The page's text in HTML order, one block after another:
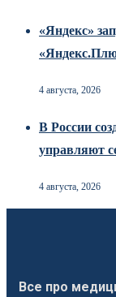
«Яндекс»
4 августа, 2026
В России
управляют
4 августа, 2026
Все про